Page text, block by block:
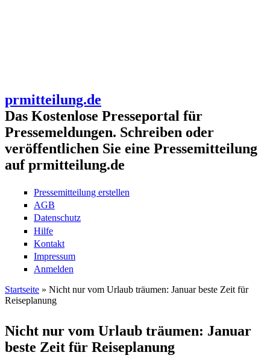
prmitteilung.de
Das Kostenlose Presseportal für
Pressemeldungen. Schreiben oder
veröffentlichen Sie eine Pressemitteilung
auf prmitteilung.de
Pressemitteilung erstellen
AGB
Datenschutz
Hilfe
Kontakt
Impressum
Anmelden
Sie sind hier
Startseite » Nicht nur vom Urlaub träumen: Januar beste Zeit für
Reiseplanung
Nicht nur vom Urlaub träumen: Januar
beste Zeit für Reiseplanung